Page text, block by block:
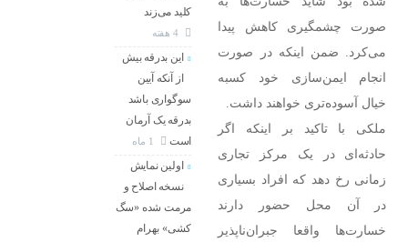
صورت چشمگیری کاهش پیدا
می‌کرد. ضمن اینکه در صورت
انجام ایمن‌سازی خود کسبه
خیال آسوده‌تری خواهند داشت.
ملکی با تاکید بر اینکه اگر
حادثه‌ای در یک مرکز تجاری
زمانی رخ دهد که افراد بسیاری
در آن محل حضور دارند
خسارت‌ها واقعا جبران‌ناپذیر
کلید می‌زند
این بدرقه بیش
از آنکه آیین
سوگواری باشد
بدرقه یک آرمان
است
اولین نمایش
نسخه اصلاح و
مرمت شده «سگ
کشی» بهرام